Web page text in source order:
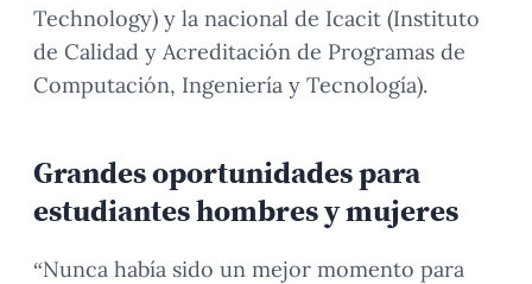
Technology) y la nacional de Icacit (Instituto
de Calidad y Acreditación de Programas de
Computación, Ingeniería y Tecnología).
Grandes oportunidades para
estudiantes hombres y mujeres
“Nunca había sido un mejor momento para